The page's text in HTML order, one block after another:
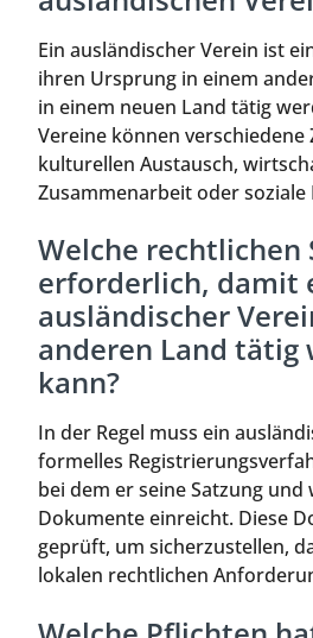
Ein ausländischer Verein ist
ihren Ursprung in einem
in einem neuen Land tätig
Vereine können verschiedene
kulturellen Austausch,
Zusammenarbeit oder soziale
Welche rechtlichen
erforderlich, damit
ausländischer
anderen Land tätig
kann?
In der Regel muss ein
formelles
bei dem er seine Satzung
Dokumente einreicht. Diese
geprüft, um sicherzustellen,
lokalen rechtlichen